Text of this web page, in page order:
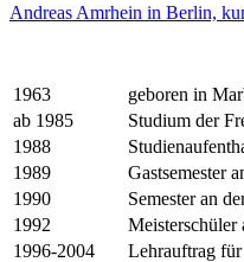
Andreas Amrhein in Berlin,
1963
geboren in
ab 1985
Studium der
1988
1989
Gastsemester
1990
Semester an
1992
1996-2004
Lehrauftrag